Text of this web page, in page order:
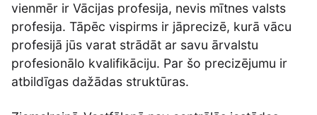
vienmēr ir Vācijas profesija, nevis mītnes valsts
profesija. Tāpēc vispirms ir jāprecizē, kurā vācu
profesijā jūs varat strādāt ar savu ārvalstu
profesionālo kvalifikāciju. Par šo precizējumu ir
atbildīgas dažādas struktūras.